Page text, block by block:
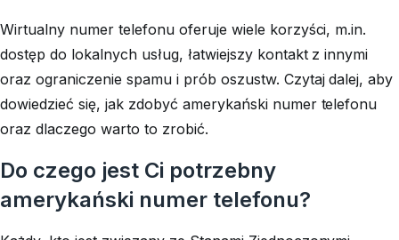
Wirtualny numer telefonu oferuje wiele korzyści, m.in.
dostęp do lokalnych usług, łatwiejszy kontakt z innymi
oraz ograniczenie spamu i prób oszustw. Czytaj dalej, aby
dowiedzieć się, jak zdobyć amerykański numer telefonu
oraz dlaczego warto to zrobić.
Do czego jest Ci potrzebny
amerykański numer telefonu?